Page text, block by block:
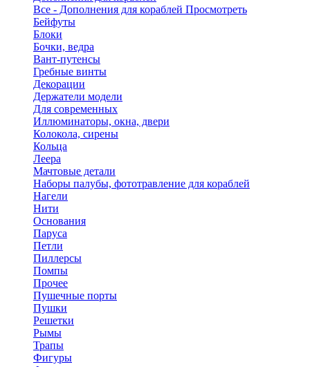
Все - Дополнения для кораблей Просмотреть
Бейфуты
Блоки
Бочки, ведра
Вант-путенсы
Гребные винты
Декорации
Держатели модели
Для современных
Иллюминаторы, окна, двери
Колокола, сирены
Кольца
Леера
Мачтовые детали
Наборы палубы, фототравление для кораблей
Нагели
Нити
Основания
Паруса
Петли
Пиллерсы
Помпы
Прочее
Пушечные порты
Пушки
Решетки
Рымы
Трапы
Фигуры